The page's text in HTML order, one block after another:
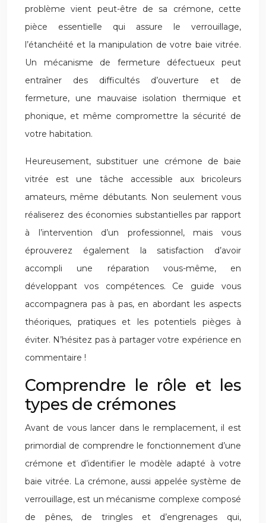
problème vient peut-être de sa crémone, cette
pièce essentielle qui assure le verrouillage,
l’étanchéité et la manipulation de votre baie vitrée.
Un mécanisme de fermeture défectueux peut
entraîner des difficultés d’ouverture et de
fermeture, une mauvaise isolation thermique et
phonique, et même compromettre la sécurité de
votre habitation.
Heureusement, substituer une crémone de baie
vitrée est une tâche accessible aux bricoleurs
amateurs, même débutants. Non seulement vous
réaliserez des économies substantielles par rapport
à l’intervention d’un professionnel, mais vous
éprouverez également la satisfaction d’avoir
accompli une réparation vous-même, en
développant vos compétences. Ce guide vous
accompagnera pas à pas, en abordant les aspects
théoriques, pratiques et les potentiels pièges à
éviter. N’hésitez pas à partager votre expérience en
commentaire !
Comprendre le rôle et les
types de crémones
Avant de vous lancer dans le remplacement, il est
primordial de comprendre le fonctionnement d’une
crémone et d’identifier le modèle adapté à votre
baie vitrée. La crémone, aussi appelée système de
verrouillage, est un mécanisme complexe composé
de pênes, de tringles et d’engrenages qui,